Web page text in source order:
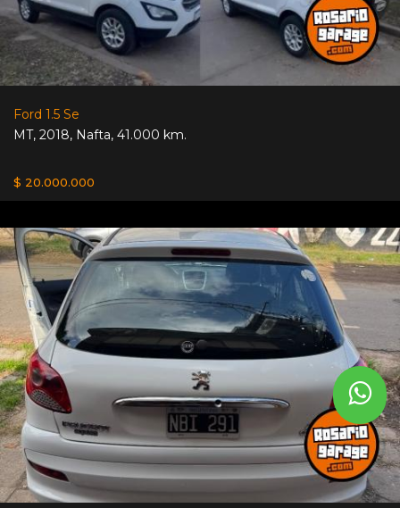
Ford 1.5 Se
MT, 2018, Nafta, 41.000 km.
$ 20.000.000